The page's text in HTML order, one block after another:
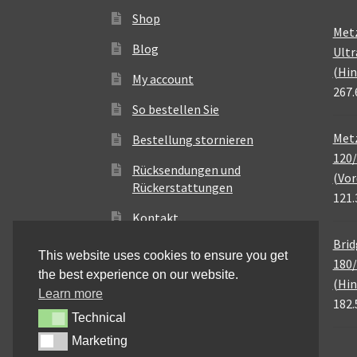
Shop
Blog
My account
So bestellen Sie
Bestellung stornieren
Rücksendungen und
Rückerstattungen
Kontakt
This website uses cookies to ensure you get
the best experience on our website.
Learn more
TechnicalTechnical
MarketingMarketing